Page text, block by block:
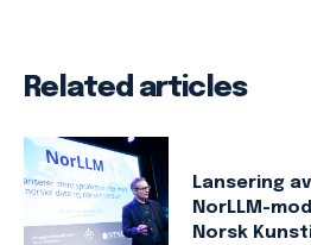
Related articles
Lansering
NorLLM-
Norsk